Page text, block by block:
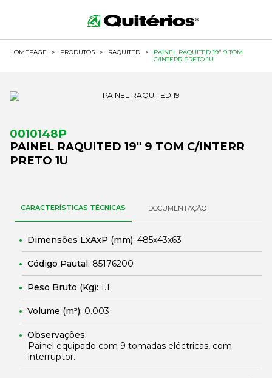
HOMEPAGE > PRODUTOS > RAQUITED >
PAINEL RAQUITED 19" 9 TOM
C/INTERR PRETO 1U
0010148P
PAINEL RAQUITED 19" 9 TOM C/INTERR
PRETO 1U
CARACTERÍSTICAS TÉCNICAS DOCUMENTAÇÃO
Dimensões LxAxP (mm): 485x43x63
Código Pautal: 85176200
Peso Bruto (Kg): 1.1
Volume (m³): 0.003
Observações:
Painel equipado com 9 tomadas eléctricas, com
interruptor.